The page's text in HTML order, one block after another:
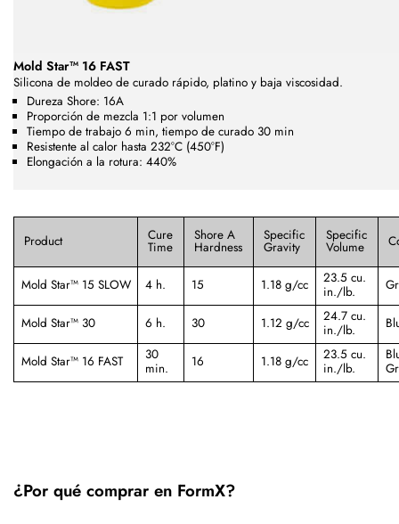
Mold Star™ 16 FAST
Silicona de moldeo de curado rápido, platino y baja viscosidad.
Dureza Shore: 16A
Proporción de mezcla 1:1 por volumen
Tiempo de trabajo 6 min, tiempo de curado 30 min
Resistente al calor hasta 232°C (450°F)
Elongación a la rotura: 440%
Product Cure
Time
Shore A
Hardness
Specific
Gravity
Specific
Volume
Mold Star™ 15 SLOW 4 h. 15 1.18 g/cc
23.5 cu.
in./lb.
Mold Star™ 30 6 h. 30 1.12 g/cc
24.7 cu.
in./lb.
Mold Star™ 16 FAST
30
min.
16 1.18 g/cc
23.5 cu.
in./lb.
¿Por qué comprar en FormX?